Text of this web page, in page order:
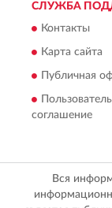
СЛУЖБА
Контакты
Карта сайта
Публичная
соглашение
Вся